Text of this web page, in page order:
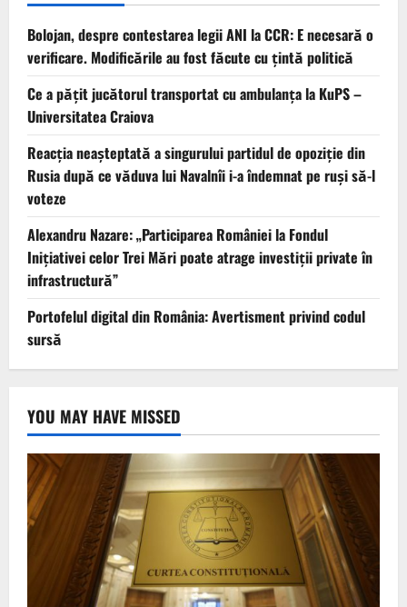
Bolojan, despre contestarea legii ANI la CCR: E necesară o
verificare. Modificările au fost făcute cu țintă politică
Ce a pățit jucătorul transportat cu ambulanța la KuPS –
Universitatea Craiova
Reacția neașteptată a singurului partidul de opoziţie din
Rusia după ce văduva lui Navalnîi i-a îndemnat pe ruși să-l
voteze
Alexandru Nazare: „Participarea României la Fondul
Inițiativei celor Trei Mări poate atrage investiții private în
infrastructură”
Portofelul digital din România: Avertisment privind codul
sursă
YOU MAY HAVE MISSED